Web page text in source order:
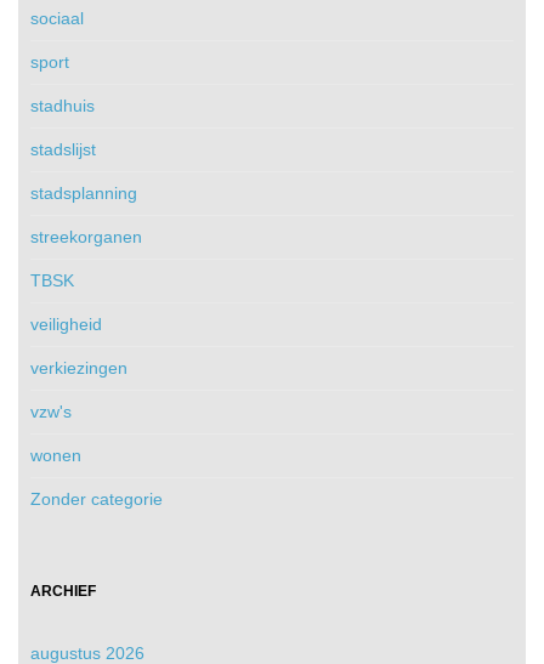
sociaal
sport
stadhuis
stadslijst
stadsplanning
streekorganen
TBSK
veiligheid
verkiezingen
vzw's
wonen
Zonder categorie
ARCHIEF
augustus 2026